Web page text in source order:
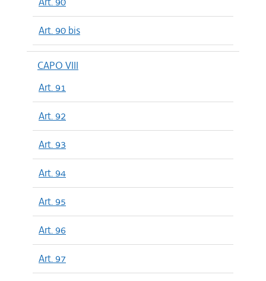
Art. 90 bis
CAPO VIII
Art. 91
Art. 92
Art. 93
Art. 94
Art. 95
Art. 96
Art. 97